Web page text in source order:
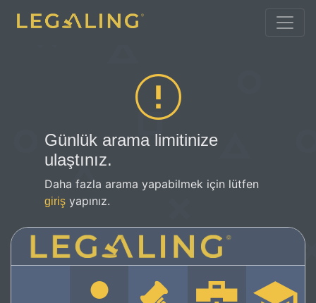
Günlük arama limitinize
ulaştınız.
Daha fazla arama yapabilmek için lütfen
giriş yapınız.